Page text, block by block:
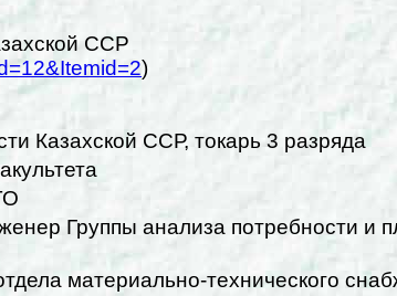
ССР
)
Казахской ССР, токарь 3 разряда
Группы анализа потребности и
материально-технического